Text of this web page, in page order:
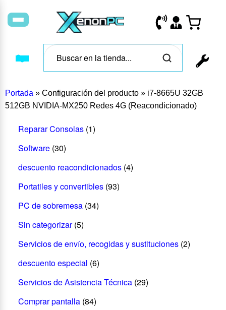
Portada » Configuración del producto » i7-8665U 32GB
512GB NVIDIA-MX250 Redes 4G (Reacondicionado)
Reparar Consolas (1)
Software (30)
descuento reacondicionados (4)
Portatiles y convertibles (93)
PC de sobremesa (34)
Sin categorizar (5)
Servicios de envío, recogidas y sustituciones (2)
descuento especial (6)
Servicios de Asistencia Técnica (29)
Comprar pantalla (84)